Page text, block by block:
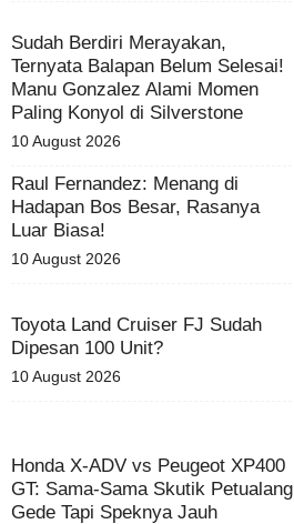
Sudah Berdiri Merayakan,
Ternyata Balapan Belum Selesai!
Manu Gonzalez Alami Momen
Paling Konyol di Silverstone
10 August 2026
Raul Fernandez: Menang di
Hadapan Bos Besar, Rasanya
Luar Biasa!
10 August 2026
Toyota Land Cruiser FJ Sudah
Dipesan 100 Unit?
10 August 2026
Honda X-ADV vs Peugeot XP400
GT: Sama-Sama Skutik Petualang
Gede Tapi Speknya Jauh